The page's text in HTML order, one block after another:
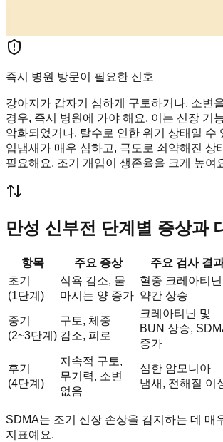
즉시 병원 방문이 필요한 신호
강아지가 갑자기 심하게 구토하거나, 소변
경우, 즉시 병원에 가야 해요. 이는 신장 기
악화되었거나, 탈수로 인한 위기 상태일 수
입냄새가 매우 심하고, 극도로 쇠약해진 상
필요해요. 조기 개입이 생존율을 크게 높여
만성 신부전 단계별 증상과
항목 주요 증상 주요 검사 결
초기
(1단계)
식욕 감소, 물
마시는 양 증가
혈중 크레아티닌
약간 상승
중기
(2~3단계)
구토, 체중
감소, 피로
크레아티닌 및
BUN 상승,
증가
후기
(4단계)
지속적 구토,
무기력, 소변
없음
심한 암모니아
냄새, 전해질 이
SDMA는 조기 신장 손상을 감지하는 데 매
지표예요.